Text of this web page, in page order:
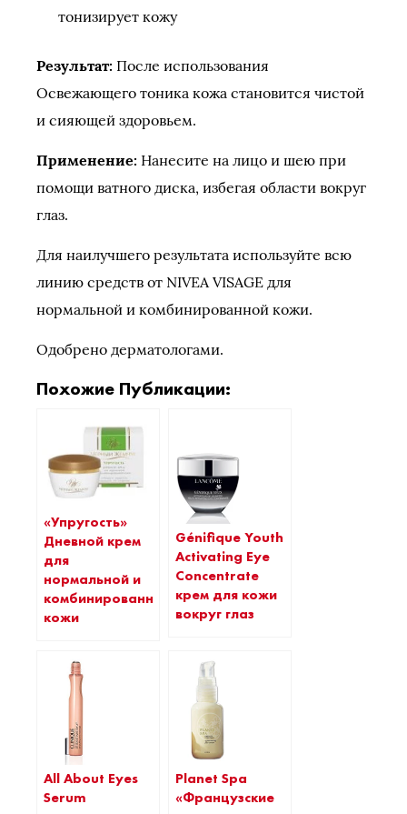
тонизирует кожу
Результат: После использования
Освежающего тоника кожа становится чистой
и сияющей здоровьем.
Применение: Нанесите на лицо и шею при
помощи ватного диска, избегая области вокруг
глаз.
Для наилучшего результата используйте всю
линию средств от NIVEA VISAGE для
нормальной и комбинированной кожи.
Одобрено дерматологами.
Похожие Публикации:
«Упругость»
Дневной крем
для
нормальной и
комбинированной
кожи
Génifique Youth
Activating Eye
Concentrate
крем для кожи
вокруг глаз
All About Eyes
Serum
Planet Spa
«Французские